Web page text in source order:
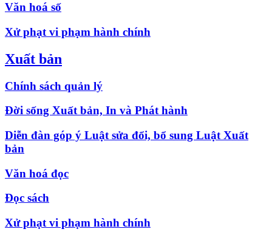
Văn hoá số
Xử phạt vi phạm hành chính
Xuất bản
Chính sách quản lý
Đời sống Xuất bản, In và Phát hành
Diễn đàn góp ý Luật sửa đổi, bổ sung Luật Xuất
bản
Văn hoá đọc
Đọc sách
Xử phạt vi phạm hành chính